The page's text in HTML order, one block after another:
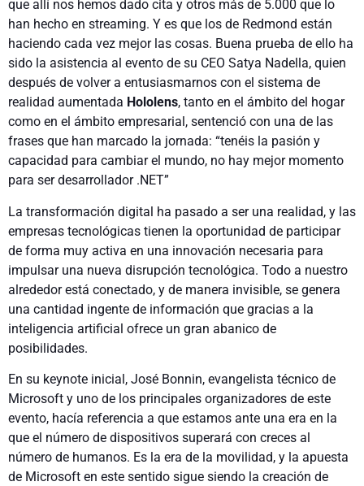
que allí nos hemos dado cita y otros más de 5.000 que lo
han hecho en streaming. Y es que los de Redmond están
haciendo cada vez mejor las cosas. Buena prueba de ello ha
sido la asistencia al evento de su CEO Satya Nadella, quien
después de volver a entusiasmarnos con el sistema de
realidad aumentada Hololens, tanto en el ámbito del hogar
como en el ámbito empresarial, sentenció con una de las
frases que han marcado la jornada: “tenéis la pasión y
capacidad para cambiar el mundo, no hay mejor momento
para ser desarrollador .NET”
La transformación digital ha pasado a ser una realidad, y las
empresas tecnológicas tienen la oportunidad de participar
de forma muy activa en una innovación necesaria para
impulsar una nueva disrupción tecnológica. Todo a nuestro
alrededor está conectado, y de manera invisible, se genera
una cantidad ingente de información que gracias a la
inteligencia artificial ofrece un gran abanico de
posibilidades.
En su keynote inicial, José Bonnin, evangelista técnico de
Microsoft y uno de los principales organizadores de este
evento, hacía referencia a que estamos ante una era en la
que el número de dispositivos superará con creces al
número de humanos. Es la era de la movilidad, y la apuesta
de Microsoft en este sentido sigue siendo la creación de